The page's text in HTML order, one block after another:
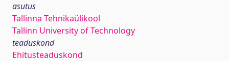
asutus
Tallinna Tehnikaülikool
Tallinn University of Technology
teaduskond
Ehitusteaduskond